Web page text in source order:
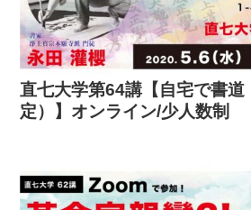
直七大学第64講【自宅で書道
定）】オンライン/少人数制